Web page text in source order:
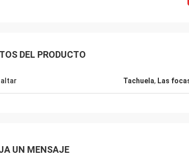
DEL PRODUCTO
Tachuela, Las
UN MENSAJE